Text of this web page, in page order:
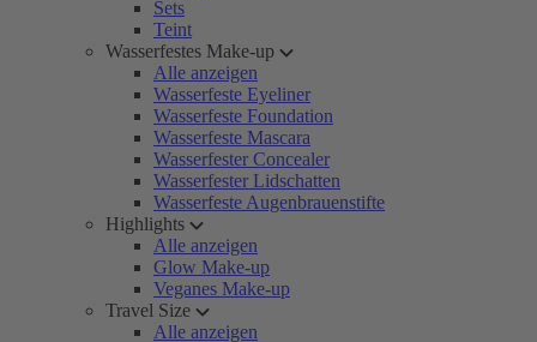
Sets
Teint
Wasserfestes Make-up
Alle anzeigen
Wasserfeste Eyeliner
Wasserfeste Foundation
Wasserfeste Mascara
Wasserfester Concealer
Wasserfester Lidschatten
Wasserfeste Augenbrauenstifte
Highlights
Alle anzeigen
Glow Make-up
Veganes Make-up
Travel Size
Alle anzeigen